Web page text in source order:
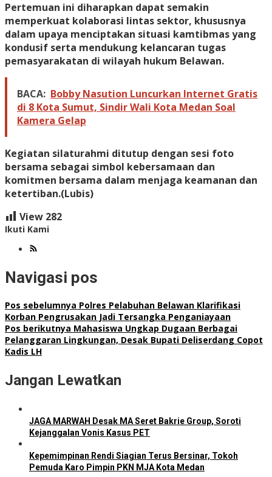
Pertemuan ini diharapkan dapat semakin
memperkuat kolaborasi lintas sektor, khususnya
dalam upaya menciptakan situasi kamtibmas yang
kondusif serta mendukung kelancaran tugas
pemasyarakatan di wilayah hukum Belawan.
BACA: Bobby Nasution Luncurkan Internet Gratis
di 8 Kota Sumut, Sindir Wali Kota Medan Soal
Kamera Gelap
Kegiatan silaturahmi ditutup dengan sesi foto
bersama sebagai simbol kebersamaan dan
komitmen bersama dalam menjaga keamanan dan
ketertiban.(Lubis)
View 282
Ikuti Kami
Navigasi pos
Pos sebelumnya Polres Pelabuhan Belawan Klarifikasi
Korban Pengrusakan Jadi Tersangka Penganiayaan
Pos berikutnya Mahasiswa Ungkap Dugaan Berbagai
Pelanggaran Lingkungan, Desak Bupati Deliserdang Copot
Kadis LH
Jangan Lewatkan
JAGA MARWAH Desak MA Seret Bakrie Group, Soroti
Kejanggalan Vonis Kasus PET
Kepemimpinan Rendi Siagian Terus Bersinar, Tokoh
Pemuda Karo Pimpin PKN MJA Kota Medan